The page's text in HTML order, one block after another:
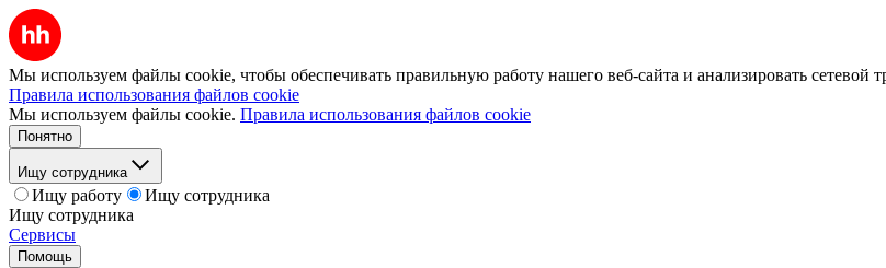
Мы используем файлы cookie, чтобы обеспечивать правильную работу нашего веб-сайта и анализировать сетевой
Правила использования файлов cookie
Мы используем файлы cookie. Правила использования файлов cookie
Понятно
Ищу сотрудника
Ищу работу
Ищу сотрудника
Ищу сотрудника
Сервисы
Помощь